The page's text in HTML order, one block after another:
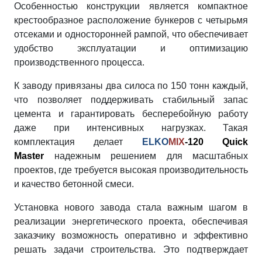
Особенностью конструкции является компактное
крестообразное расположение бункеров с четырьмя
отсеками и односторонней рампой, что обеспечивает
удобство эксплуатации и оптимизацию
производственного процесса.
К заводу привязаны два силоса по 150 тонн каждый,
что позволяет поддерживать стабильный запас
цемента и гарантировать бесперебойную работу
даже при интенсивных нагрузках. Такая
комплектация делает
ELKOMIX-120 Quick
Master надежным решением для масштабных
проектов, где требуется высокая производительность
и качество бетонной смеси.
Установка нового завода стала важным шагом в
реализации энергетического проекта, обеспечивая
заказчику возможность оперативно и эффективно
решать задачи строительства. Это подтверждает